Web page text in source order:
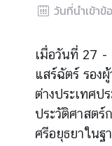
ข่
ว
ส
า
ร
แ
ล
วันที่นำเข้าข้
เมื่อวันที่ 27 -
แสร์ฉัตร์ รอง
ต่างประเทศป
ประวัติศาสตร์
ศรีอยุธยาใน